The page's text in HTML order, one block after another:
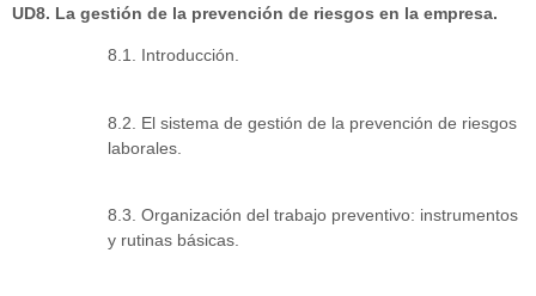
UD8. La gestión de la prevención de riesgos en la empresa.
8.1. Introducción.
8.2. El sistema de gestión de la prevención de riesgos
laborales.
8.3. Organización del trabajo preventivo: instrumentos
y rutinas básicas.